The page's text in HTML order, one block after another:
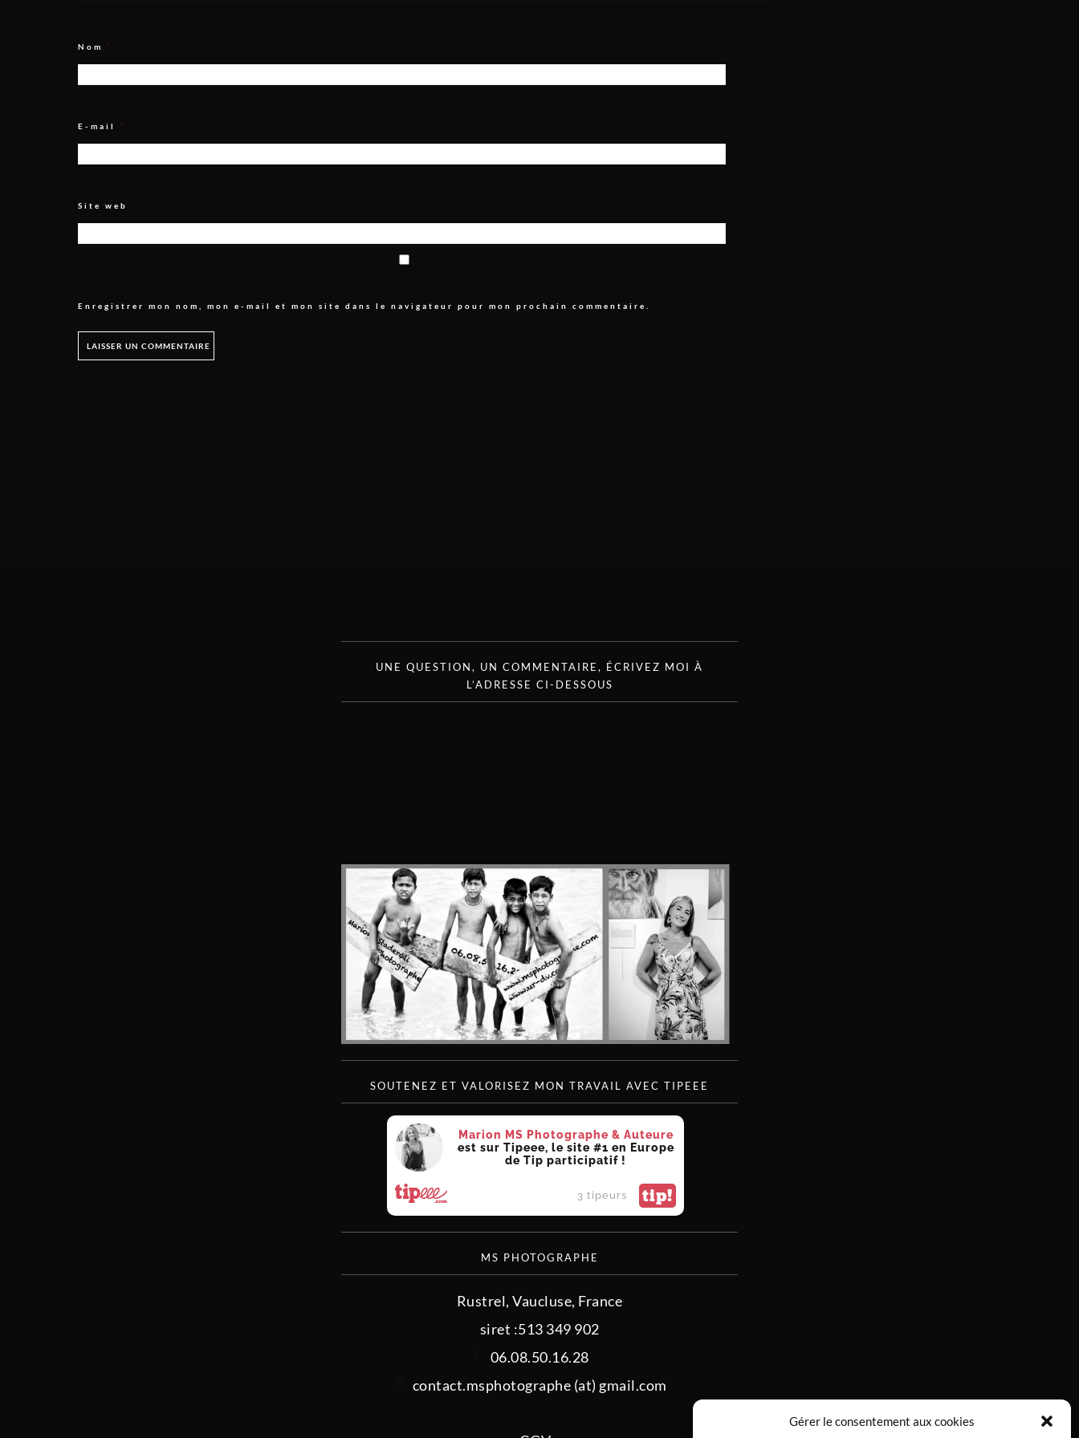
Gérer le consentement aux cookies
Nom *
E-mail *
Site web
Enregistrer mon nom, mon e-mail et mon site dans le navigateur pour mon prochain commentaire.
UNE QUESTION, UN COMMENTAIRE, ÉCRIVEZ MOI À
L’ADRESSE CI-DESSOUS
SOUTENEZ ET VALORISEZ MON TRAVAIL AVEC TIPEEE
Marion MS Photographe & Auteure
est sur Tipeee, le site #1 en Europe
de Tip participatif !
3 tipeurs tip!
MS PHOTOGRAPHE
Rustrel, Vaucluse, France
siret :513 349 902
06.08.50.16.28
contact.msphotographe (at) gmail.com